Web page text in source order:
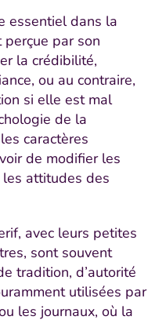
essentiel dans la
par son
la crédibilité,
ou au contraire,
si elle est mal
de la
caractères
de modifier les
les attitudes des
avec leurs petites
sont souvent
tradition, d’autorité
utilisées par
les journaux, où la